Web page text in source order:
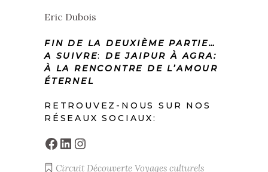
Eric Dubois
FIN DE LA DEUXIÈME PARTIE…
A SUIVRE:DE JAIPUR À AGRA:
À LA RENCONTRE DE L’AMOUR
ÉTERNEL
RETROUVEZ-NOUS SUR NOS
RÉSEAUX SOCIAUX:
Facebook
LinkedIn
Instagram
Circuit Découverte Voyages culturels